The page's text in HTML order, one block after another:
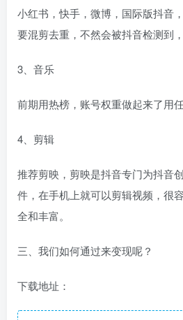
小红书，快手，微博，国际版抖音
要混剪去重，不然会被抖音检测到
3、音乐
前期用热榜，账号权重做起来了用
4、剪辑
推荐剪映，剪映是抖音专门为抖音
件，在手机上就可以剪辑视频，很
全和丰富。
三、我们如何通过来变现呢？
下载地址：